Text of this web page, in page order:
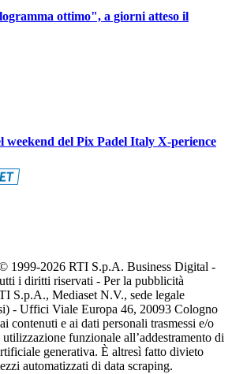
ottimo", a giorni atteso il
weekend del Pix Padel Italy X-perience
1999-2026 RTI S.p.A. Business Digital -
i diritti riservati - Per la pubblicità
S.p.A., Mediaset N.V., sede legale
- Uffici Viale Europa 46, 20093 Cologno
contenuti e ai dati personali trasmessi e/o
funzionale all’addestramento di
generativa. È altresì fatto divieto
automatizzati di data scraping.